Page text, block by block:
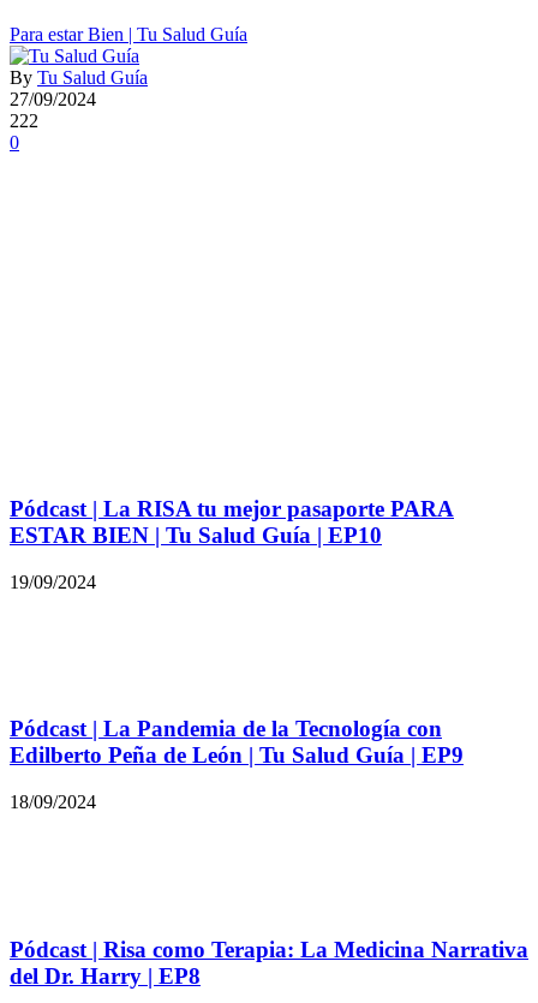
Para estar Bien | Tu Salud Guía
By Tu Salud Guía
27/09/2024
222
0
Pódcast | La RISA tu mejor pasaporte PARA
ESTAR BIEN | Tu Salud Guía | EP10
19/09/2024
Pódcast | La Pandemia de la Tecnología con
Edilberto Peña de León | Tu Salud Guía | EP9
18/09/2024
Pódcast | Risa como Terapia: La Medicina Narrativa
del Dr. Harry | EP8